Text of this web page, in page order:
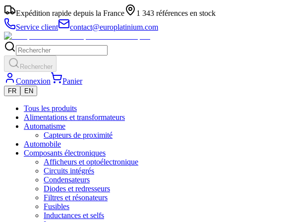
Expédition rapide depuis la France
1 343 références en stock
Service client
contact@europlatinium.com
Rechercher
Connexion Panier
FR EN
Tous les produits
Alimentations et transformateurs
Automatisme
Capteurs de proximité
Automobile
Composants électroniques
Afficheurs et optoélectronique
Circuits intégrés
Condensateurs
Diodes et redresseurs
Filtres et résonateurs
Fusibles
Inductances et selfs